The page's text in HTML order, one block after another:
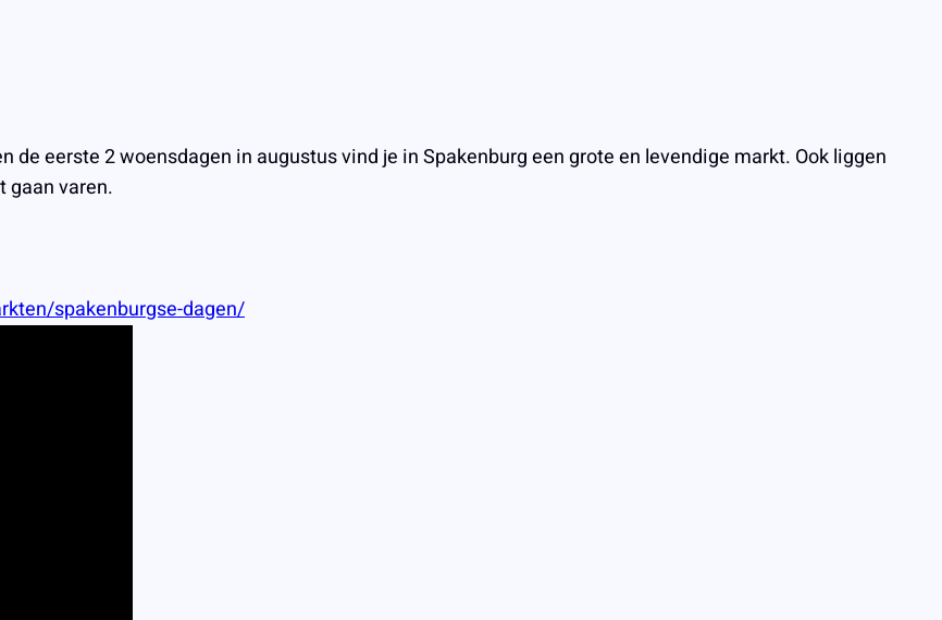
de eerste 2 woensdagen in augustus vind je in Spakenburg een grote en levendige markt. Ook liggen
gaan varen.
spakenburgse-dagen/